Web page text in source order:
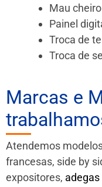
Mau
Painel
Troca de
Troca de
Marcas e
Atendemos
francesas, side by
expositores, adegas